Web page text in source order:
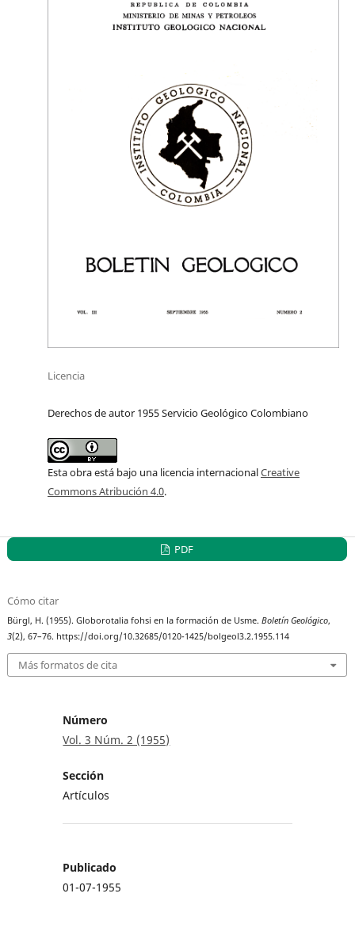
Licencia
Derechos de autor 1955 Servicio Geológico Colombiano
Esta obra está bajo una licencia internacionalCreative
Commons Atribución 4.0.
PDF
Cómo citar
Bürgl, H. (1955). Globorotalia fohsi en la formación de Usme.Boletín Geológico,
3(2), 67–76. https://doi.org/10.32685/0120-1425/bolgeol3.2.1955.114
Más formatos de cita
Número
Vol. 3 Núm. 2 (1955)
Sección
Artículos
Publicado
01-07-1955